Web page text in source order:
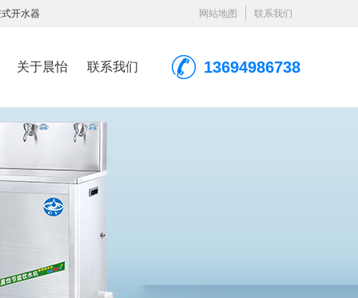
开水器 网站地图 联系我们
关于晨怡 联系我们 13694986738